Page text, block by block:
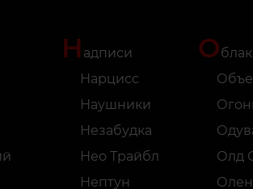
Н адписи
Нарцисс
Наушники
Незабудка
Нео Трайбл
Нептун
О
Олд